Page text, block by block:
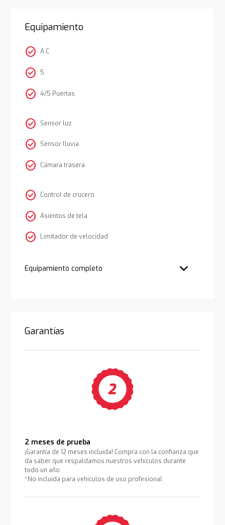
Equipamiento
check_circle A.C
check_circle 5
check_circle 4/5 Puertas
check_circle Sensor luz
check_circle Sensor lluvia
check_circle Cámara trasera
check_circle Control de crucero
check_circle Asientos de tela
check_circle Limitador de velocidad
Equipamiento completo
Garantías
2 meses de prueba
¡Garantía de 12 meses incluida! Compra con la confianza que
da saber que respaldamos nuestros vehículos durante
todo un año.
*No incluida para vehículos de uso profesional